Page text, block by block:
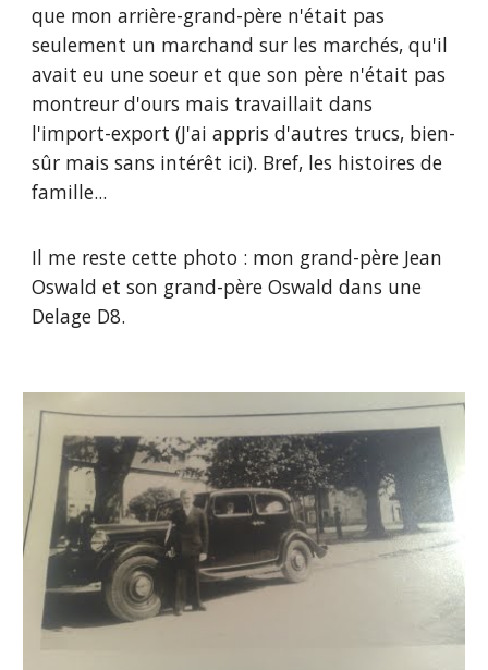
que mon arrière-grand-père n'était pas
seulement un marchand sur les marchés, qu'il
avait eu une soeur et que son père n'était pas
montreur d'ours mais travaillait dans
l'import-export (J'ai appris d'autres trucs, bien-
sûr mais sans intérêt ici). Bref, les histoires de
famille...
Il me reste cette photo : mon grand-père Jean
Oswald et son grand-père Oswald dans une
Delage D8.